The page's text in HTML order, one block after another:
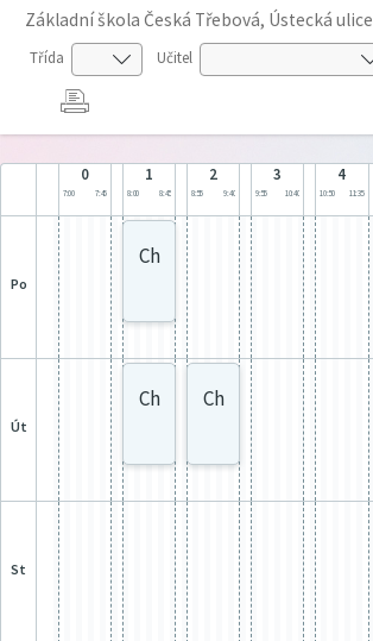
Základní škola Česká Třebová, Ústecká ulice
Třída Učitel
0
7:00 7:45
1
8:00 8:45
2
8:55 9:40
3
9:55 10:40
4
10:50 11:35
po
Ch
út
Ch Ch
st